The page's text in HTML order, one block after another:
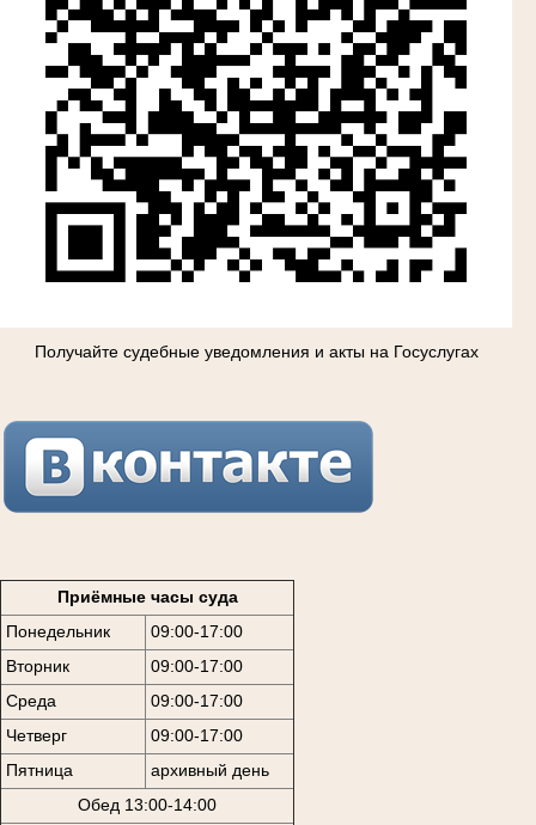
Получайте судебные уведомления и акты на Госуслугах
Приёмные часы суда
Понедельник
09:00-17:00
Вторник
09:00-17:00
Среда
09:00-17:00
Четверг
09:00-17:00
Пятница
архивный день
Обед 13:00-14:00